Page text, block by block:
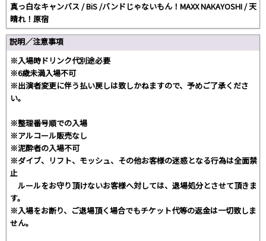
真っ白なキャンバス / BiS /バンドじゃないもん！MAXX NAKAYOSHI / 天
晴れ！原宿
説明／注意事項
※入場時ドリンク代別途必要
※6歳未満入場不可
※出演者変更に伴う払い戻しは致しかねますので、予めご了承くださ
い。
※整理番号順での入場
※アルコール販売なし
※泥酔者の入場不可
※ダイブ、リフト、モッシュ、その他お客様の迷惑となる行為は全面禁
止
ルールをお守り頂けないお客様へ対しては、退場処分とさせて頂きま
す。
※入場をお断り、ご退場頂く場合でもチケット代等の返金は一切致しま
せん。